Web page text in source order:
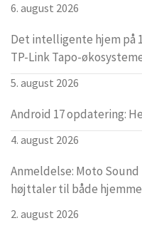
6. august 2026
Det intelligente hjem på
TP-Link Tapo-
5. august 2026
Android 17 opdatering:
4. august 2026
Anmeldelse: Moto
højttaler til både
2. august 2026